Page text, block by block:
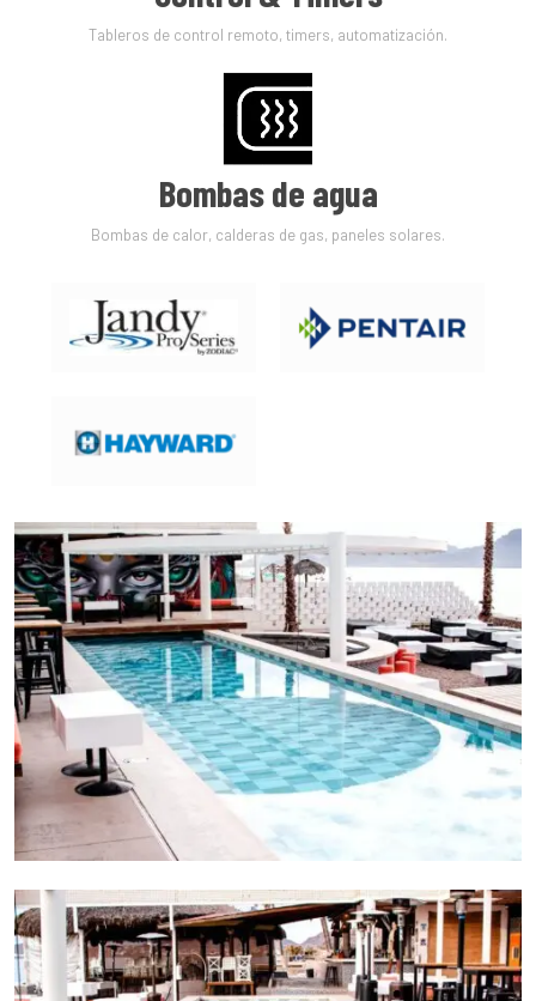
Tableros de control remoto, timers, automatización.
Bombas de agua
Bombas de calor, calderas de gas, paneles solares.